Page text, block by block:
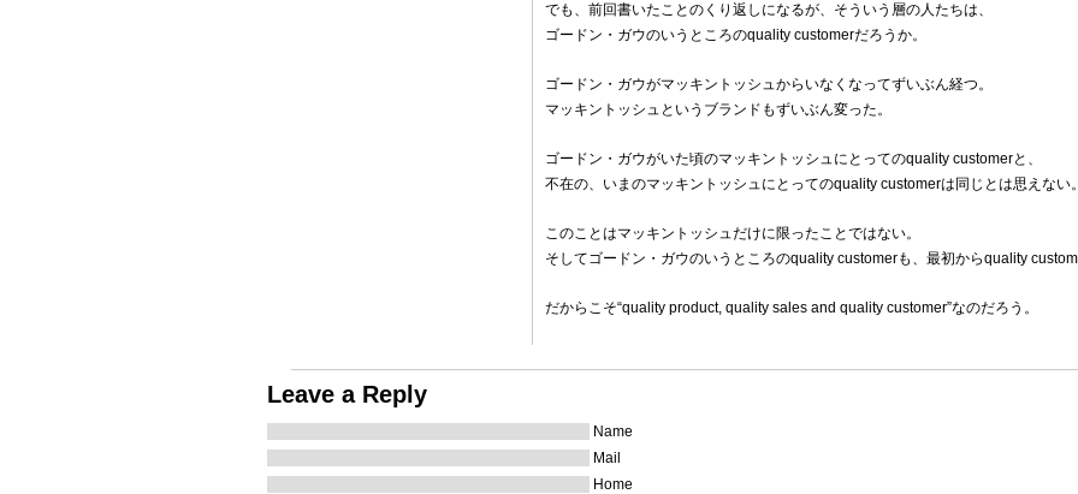
でも、前回書いたことのくり返しになるが、そういう層の人たちは、
ゴードン・ガウのいうところのquality customerだろうか。
ゴードン・ガウがマッキントッシュからいなくなってずいぶん経つ。
マッキントッシュというブランドもずいぶん変った。
ゴードン・ガウがいた頃のマッキントッシュにとってのquality customerと、
不在の、いまのマッキントッシュにとってのquality customerは同じとは思えない。
このことはマッキントッシュだけに限ったことではない。
そしてゴードン・ガウのいうところのquality customerも、最初からquality
だからこそ“quality product, quality sales and quality customer”なのだろう。
Leave a Reply
Name
Mail
Home